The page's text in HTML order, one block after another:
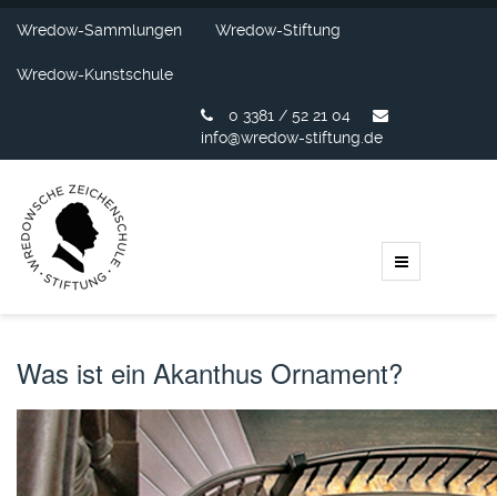
Wredow-Sammlungen Wredow-Stiftung
Wredow-Kunstschule
0 3381 / 52 21 04
info@wredow-stiftung.de
Was ist ein Akanthus Ornament?